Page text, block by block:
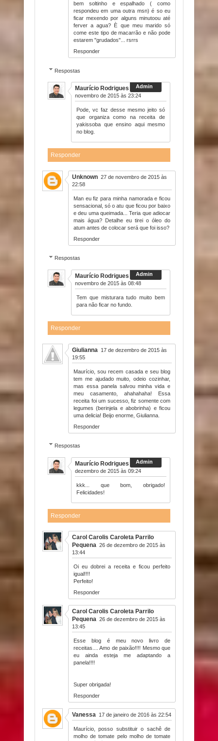
bem soltinho e espalhado ( como
respondeu em uma outra msn) é so eu
ficar mexendo por alguns minutoou até
ferver a agua? È que meu marido só
come este tipo de macarrão e não pode
estarem "grudados"... rsrrs
Responder
Respostas
Maurício Rodrigues
15 de
novembro de 2015 às 23:24
Pode, vc faz desse mesmo jeito só
que organiza como na receita de
yakissoba que ensino aqui mesmo
no blog.
Responder
Unknown 27 de novembro de 2015 às
22:58
Man eu fiz para minha namorada e ficou
sensacional, só o atu que ficou por baixo
e deu uma queimada... Teria que adiocar
mais água? Detalhe eu tirei o óleo do
atum antes de colocar será que foi isso?
Responder
Respostas
Maurício Rodrigues
28 de
novembro de 2015 às 08:48
Tem que misturara tudo muito bem
para não ficar no fundo.
Responder
Giulianna
17 de dezembro de 2015 às
19:55
Maurício, sou recem casada e seu blog
tem me ajudado muito, odeio cozinhar,
mas essa panela salvou minha vida e
meu casamento, ahahahaha! Essa
receita foi um sucesso, fiz somente com
legumes (berinjela e abobrinha) e ficou
uma delicia! Beijo enorme, Giulianna.
Responder
Respostas
Maurício Rodrigues
18 de
dezembro de 2015 às 09:24
kkk... que bom, obrigado!
Felicidades!
Responder
Carol Carolis Caroleta Parrilo
Pequena 26 de dezembro de 2015 às
13:44
Oi eu dobrei a receita e ficou perfeito
igual!!!!
Perfeito!
Responder
Carol Carolis Caroleta Parrilo
Pequena 26 de dezembro de 2015 às
13:45
Esse blog é meu novo livro de
receitas.... Amo de paixão!!!! Mesmo que
eu ainda esteja me adaptando a
panela!!!!
Super obrigada!
Responder
Vanessa 17 de janeiro de 2016 às 22:54
Maurício, posso substituir o sachê de
molho de tomate pelo molho de tomate